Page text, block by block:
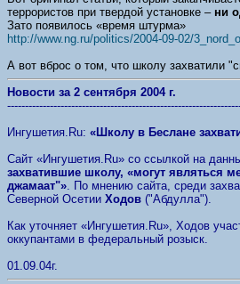
террористов при твердой установке – ни
Зато появилось «время штурма»
http://www.ng.ru/politics/2004-09-02/
А вот вброс о том, что школу захватили
Новости за 2 сентября 2004 г.
Ингушетия.Ru: «Школу в Беслане
Сайт «Ингушетия.Ru» со ссылкой на
захватившие школу, «могут являться
джамаат"». По мнению сайта, среди
Северной Осетии Ходов("Абдулла").
Как уточняет «Ингушетия.Ru», Ходов
оккупантами в федеральный розыск.
01.09.04г.